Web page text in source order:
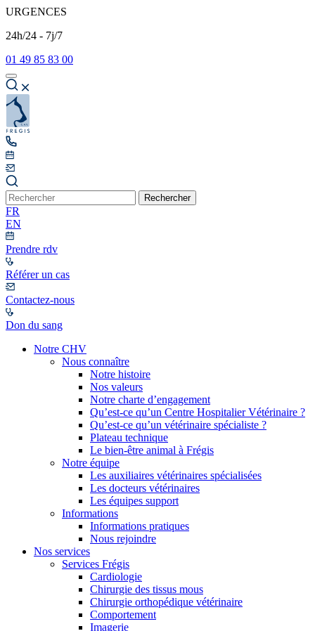
URGENCES
24h/24 - 7j/7
01 49 85 83 00
Rechercher
FR
EN
Prendre rdv
Référer un cas
Contactez-nous
Don du sang
Notre CHV
Nous connaître
Notre histoire
Nos valeurs
Notre charte d’engagement
Qu’est-ce qu’un Centre Hospitalier Vétérinaire ?
Qu’est-ce qu’un vétérinaire spécialiste ?
Plateau technique
Le bien-être animal à Frégis
Notre équipe
Les auxiliaires vétérinaires spécialisées
Les docteurs vétérinaires
Les équipes support
Informations
Informations pratiques
Nous rejoindre
Nos services
Services Frégis
Cardiologie
Chirurgie des tissus mous
Chirurgie orthopédique vétérinaire
Comportement
Imagerie